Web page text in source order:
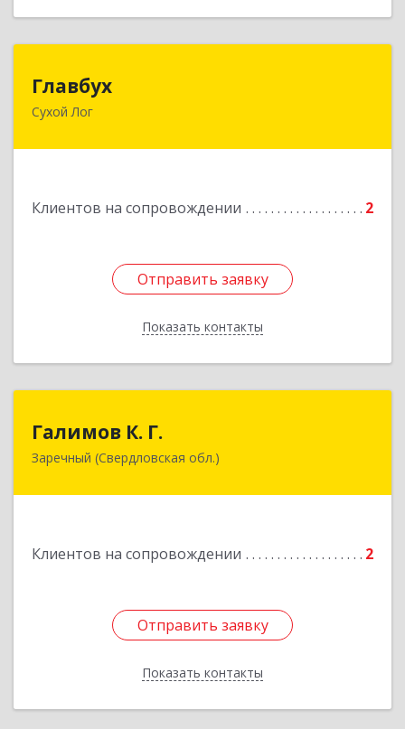
Главбух
Сухой Лог
Клиентов на сопровождении 2
Отправить заявку
Показать контакты
Отправить заявку
Назад
Галимов К. Г.
Заречный (Свердловская обл.)
Клиентов на сопровождении 2
Отправить заявку
Показать контакты
Свердловская обл, г. Заречный, ул. Кузнецова,
Отправить заявку
Назад